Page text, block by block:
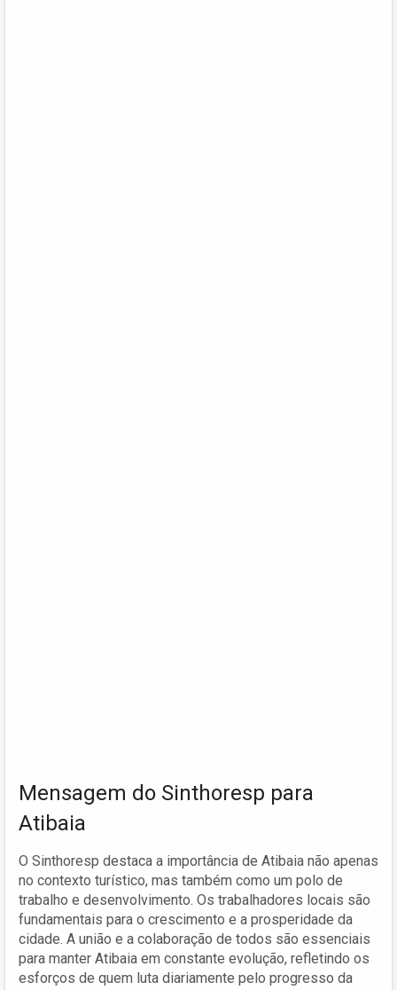
Mensagem do Sinthoresp para
Atibaia
O Sinthoresp destaca a importância de Atibaia não apenas
no contexto turístico, mas também como um polo de
trabalho e desenvolvimento. Os trabalhadores locais são
fundamentais para o crescimento e a prosperidade da
cidade. A união e a colaboração de todos são essenciais
para manter Atibaia em constante evolução, refletindo os
esforços de quem luta diariamente pelo progresso da